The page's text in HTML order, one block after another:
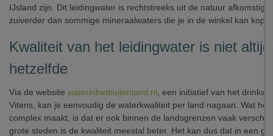
IJsland zijn. Dit leidingwater is rechtstreeks uit de natuur afkomstig
zuiverder dan sommige mineraalwaters die je in de winkel kan
Kwaliteit van het leidingwater is niet
hetzelfde
Via de website waterinhetbuitenland.nl , een initiatief van het
Vitens, kan je eenvoudig de waterkwaliteit per land nagaan. Wat het
complex maakt, is dat er ook binnen de landsgrenzen vaak
grote steden is de kwaliteit meestal beter. Het kan dus dat in een